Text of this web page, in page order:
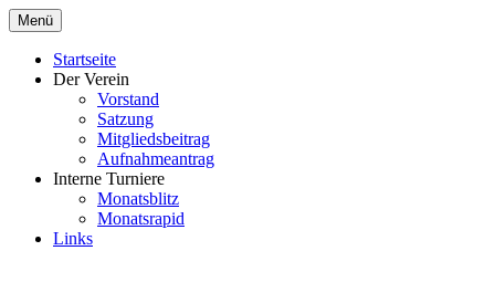
Zum
Inhalt
springen
Menü
Startseite
Der Verein
Vorstand
Satzung
Mitgliedsbeitrag
Aufnahmeantrag
Interne Turniere
Monatsblitz
Monatsrapid
Links